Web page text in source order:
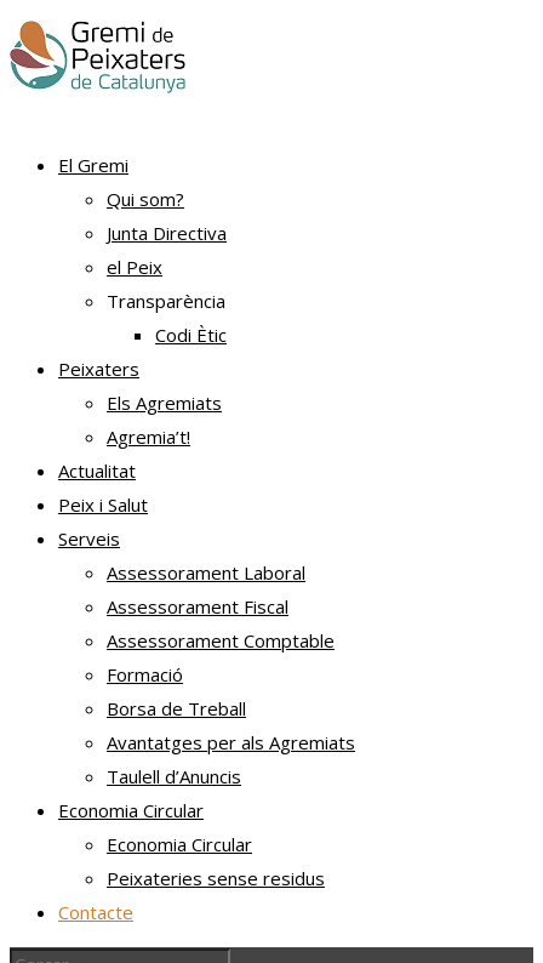
El Gremi
Qui som?
Junta Directiva
el Peix
Transparència
Codi Ètic
Peixaters
Els Agremiats
Agremia’t!
Actualitat
Peix i Salut
Serveis
Assessorament Laboral
Assessorament Fiscal
Assessorament Comptable
Formació
Borsa de Treball
Avantatges per als Agremiats
Taulell d’Anuncis
Economia Circular
Economia Circular
Peixateries sense residus
Contacte